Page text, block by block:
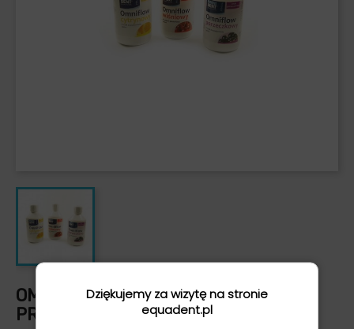
OMNIFLOW - PIASEK DO PIASKAREK
PROFILAKTYCZNYCH
Dziękujemy za wizytę na stronie
equadent.pl